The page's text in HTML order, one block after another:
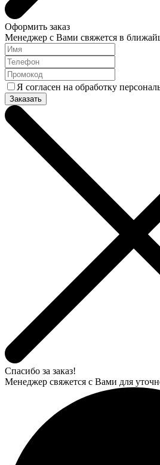
Оформить заказ
Менеджер с Вами свяжется в
Я согласен на обработку
Заказать
Спасибо за заказ!
Менеджер свяжется с Вами для